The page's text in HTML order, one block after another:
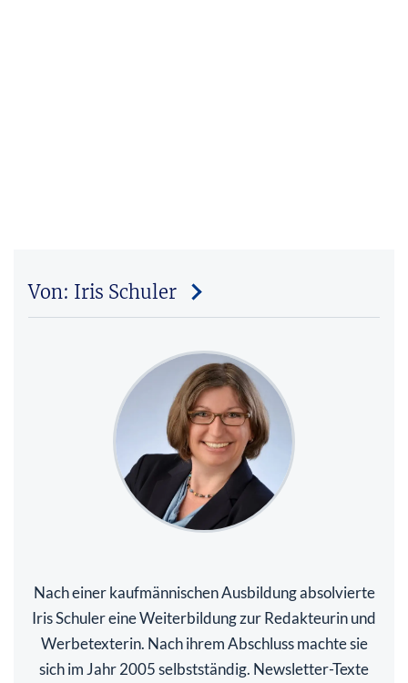
Von: Iris Schuler
Nach einer kaufmännischen Ausbildung absolvierte
Iris Schuler eine Weiterbildung zur Redakteurin und
Werbetexterin. Nach ihrem Abschluss machte sie
sich im Jahr 2005 selbstständig. Newsletter-Texte